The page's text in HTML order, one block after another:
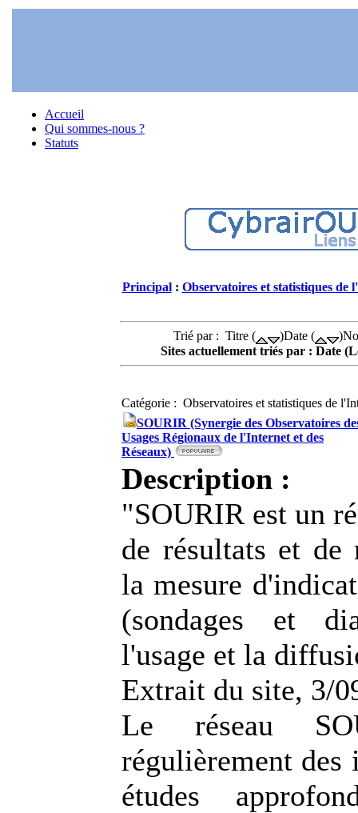
Accueil
Qui sommes-nous ?
Statuts
Principal: Observatoires et statistiques de
Trié par : Titre ( )Date (
Sites actuellement triés par : Date
Catégorie : Observatoires et statistiques de
SOURIR (Synergie des Observatoires
Usages Régionaux de l'Internet et des
Réseaux)
Description :
"SOURIR est un
de résultats et de
la mesure
(sondages et
l'usage et la
Extrait du site, 3/
Le réseau
régulièrement
études